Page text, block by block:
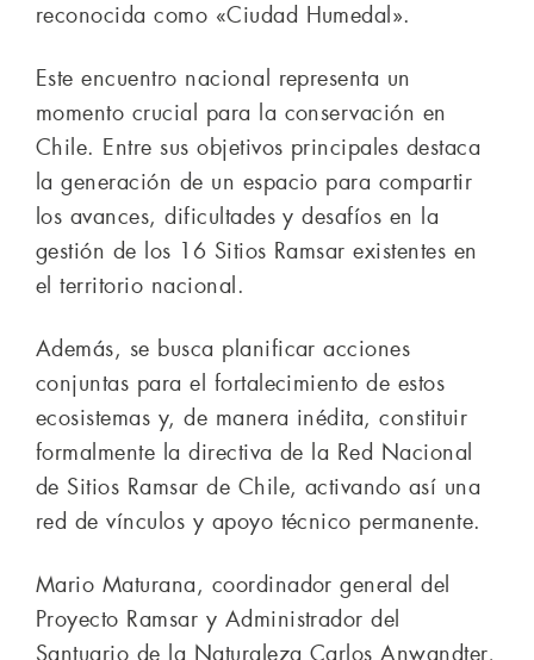
reconocida como «Ciudad Humedal».
Este encuentro nacional representa un
momento crucial para la conservación en
Chile. Entre sus objetivos principales destaca
la generación de un espacio para compartir
los avances, dificultades y desafíos en la
gestión de los 16 Sitios Ramsar existentes en
el territorio nacional.
Además, se busca planificar acciones
conjuntas para el fortalecimiento de estos
ecosistemas y, de manera inédita, constituir
formalmente la directiva de la Red Nacional
de Sitios Ramsar de Chile, activando así una
red de vínculos y apoyo técnico permanente.
Mario Maturana, coordinador general del
Proyecto Ramsar y Administrador del
Santuario de la Naturaleza Carlos Anwandter,